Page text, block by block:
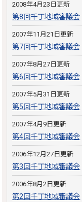
2008年4月23日更新
第8回千丁地域審議会
2007年11月21日更新
第7回千丁地域審議会
2007年8月27日更新
第6回千丁地域審議会
2007年5月31日更新
第5回千丁地域審議会
2007年4月9日更新
第4回千丁地域審議会
2006年12月27日更新
第3回千丁地域審議会
2006年8月2日更新
第2回千丁地域審議会